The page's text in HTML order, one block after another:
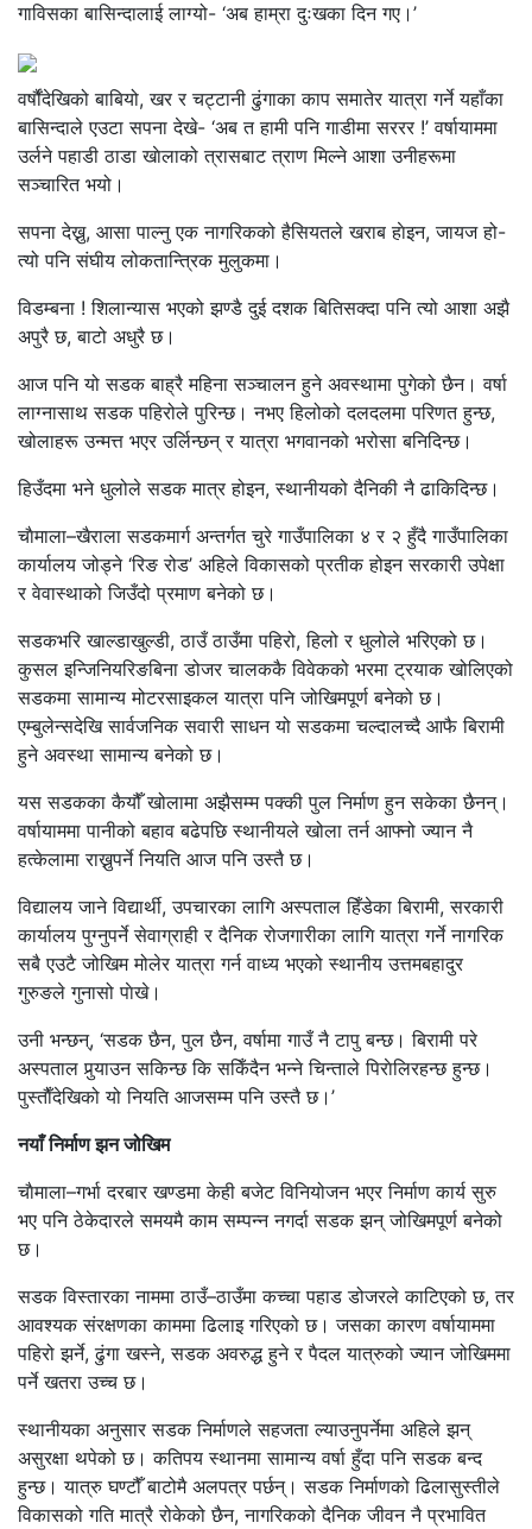
गाविसका बासिन्दालाई लाग्यो- ‘अब हाम्रा दुःखका दिन गए।’
वर्षौंदेखिको बाबियो, खर र चट्टानी ढुंगाका काप समातेर यात्रा गर्ने यहाँका
बासिन्दाले एउटा सपना देखे- ‘अब त हामी पनि गाडीमा सररर !’ वर्षायाममा
उर्लने पहाडी ठाडा खाेलाको त्रासबाट त्राण मिल्ने आशा उनीहरूमा
सञ्चारित भयो।
सपना देख्नु, आसा पाल्नु एक नागरिकको हैसियतले खराब हाेइन, जायज हो-
त्यो पनि संघीय लोकतान्त्रिक मुलुकमा।
विडम्बना ! शिलान्यास भएको झण्डै दुई दशक बितिसक्दा पनि त्यो आशा अझै
अपुरै छ, बाटो अधुरै छ।
आज पनि यो सडक बाह्रै महिना सञ्चालन हुने अवस्थामा पुगेको छैन। वर्षा
लाग्नासाथ सडक पहिरोले पुरिन्छ। नभए हिलोको दलदलमा परिणत हुन्छ,
खोलाहरू उन्मत्त भएर उर्लिन्छन् र यात्रा भगवानको भरोसा बनिदिन्छ।
हिउँदमा भने धुलोले सडक मात्र होइन, स्थानीयको दैनिकी नै ढाकिदिन्छ।
चाैमाला–खैराला सडकमार्ग अन्तर्गत चुरे गाउँपालिका ४ र २ हुँदै गाउँपालिका
कार्यालय जोड्ने ‘रिङ रोड’ अहिले विकासको प्रतीक होइन सरकारी उपेक्षा
र वेवास्थाको जिउँदो प्रमाण बनेको छ।
सडकभरि खाल्डाखुल्डी, ठाउँ ठाउँमा पहिरो, हिलो र धुलोले भरिएको छ।
कुसल इन्जिनियरिङबिना डोजर चालककै विवेकको भरमा ट्रयाक खोलिएको
सडकमा सामान्य मोटरसाइकल यात्रा पनि जोखिमपूर्ण बनेको छ।
एम्बुलेन्सदेखि सार्वजनिक सवारी साधन यो सडकमा चल्दालच्दै आफै बिरामी
हुने अवस्था सामान्य बनेको छ।
यस सडकका कैयौँ खोलामा अझैसम्म पक्की पुल निर्माण हुन सकेका छैनन्।
वर्षायाममा पानीको बहाव बढेपछि स्थानीयले खोला तर्न आफ्नो ज्यान नै
हत्केलामा राख्नुपर्ने नियति आज पनि उस्तै छ।
विद्यालय जाने विद्यार्थी, उपचारका लागि अस्पताल हिँडेका बिरामी, सरकारी
कार्यालय पुग्नुपर्ने सेवाग्राही र दैनिक रोजगारीका लागि यात्रा गर्ने नागरिक
सबै एउटै जोखिम मोलेर यात्रा गर्न वाध्य भएको स्थानीय उत्तमबहादुर
गुरुङले गुनासो पाेखे।
उनी भन्छन्, ‘सडक छैन, पुल छैन, वर्षामा गाउँ नै टापु बन्छ। बिरामी परे
अस्पताल पुर्‍याउन सकिन्छ कि सकिँदैन भन्ने चिन्ताले पिराेलिरहन्छ हुन्छ।
पुस्ताैँदेखिको यो नियति आजसम्म पनि उस्तै छ।’
नयाँ निर्माण झन जोखिम
चाैमाला–गर्भा दरबार खण्डमा केही बजेट विनियोजन भएर निर्माण कार्य सुरु
भए पनि ठेकेदारले समयमै काम सम्पन्न नगर्दा सडक झन् जोखिमपूर्ण बनेको
छ।
सडक विस्तारका नाममा ठाउँ–ठाउँमा कच्चा पहाड डोजरले काटिएको छ, तर
आवश्यक संरक्षणका काममा ढिलाइ गरिएको छ। जसका कारण वर्षायाममा
पहिरो झर्ने, ढुंगा खस्ने, सडक अवरुद्ध हुने र पैदल यात्रुको ज्यान जोखिममा
पर्ने खतरा उच्च छ।
स्थानीयका अनुसार सडक निर्माणले सहजता ल्याउनुपर्नेमा अहिले झन्
असुरक्षा थपेको छ। कतिपय स्थानमा सामान्य वर्षा हुँदा पनि सडक बन्द
हुन्छ। यात्रु घण्टौँ बाटोमै अलपत्र पर्छन्। सडक निर्माणको ढिलासुस्तीले
विकासको गति मात्रै रोकेको छैन, नागरिकको दैनिक जीवन नै प्रभावित